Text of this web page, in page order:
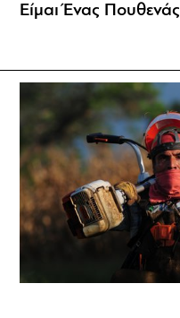
Είμαι Ένας Πουθενάς